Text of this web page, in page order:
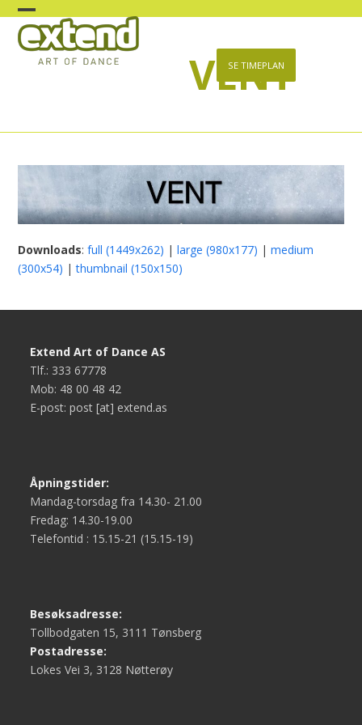
Skip
content
Open
mobile
Close
mobile
SE TIMEPLAN
VENT
Downloads:full (1449x262) |large (980x177) |medium
(300x54) |thumbnail (150x150)
Extend Art of Dance AS
Tlf.: 333 67778
Mob: 48 00 48 42
E-post: post [at] extend.as
Åpningstider:
Mandag-torsdag fra 14.30- 21.00
Fredag: 14.30-19.00
Telefontid : 15.15-21 (15.15-19)
Besøksadresse:
Tollbodgaten 15, 3111 Tønsberg
Postadresse:
Lokes Vei 3, 3128 Nøtterøy